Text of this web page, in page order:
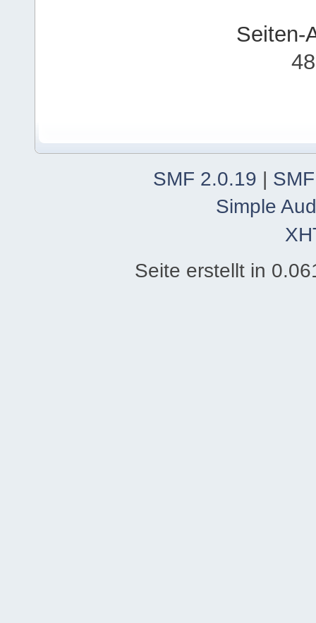
Seiten-
SMF 2.0.19
Simple
Seite erstellt in